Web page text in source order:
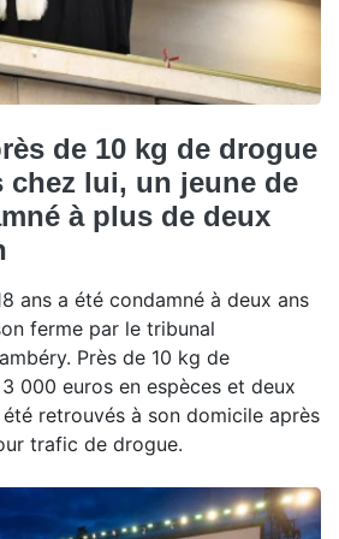
de 10 kg de drogue
chez lui, un jeune de
à plus de deux
ans a été condamné à deux ans
ferme par le tribunal
Près de 10 kg de
000 euros en espèces et deux
retrouvés à son domicile après
trafic de drogue.